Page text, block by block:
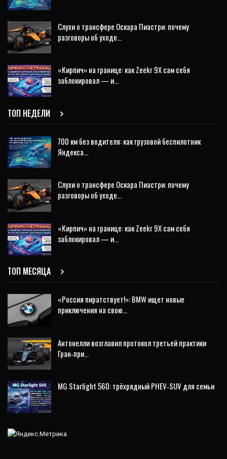
Слухи о трансфере Оскара Пиастри: почему
разговоры об уходе…
«Кирпич» на границе: как Zeekr 9X сам себя
заблокировал — и…
ТОП НЕДЕЛИ
700 км без водителя: как грузовой беспилотник
Яндекса…
Слухи о трансфере Оскара Пиастри: почему
разговоры об уходе…
«Кирпич» на границе: как Zeekr 9X сам себя
заблокировал — и…
ТОП МЕСЯЦА
«Россия пиратствует!»: BMW ищет новые
приключения на свою…
Антонелли возглавил протокол третьей практики
Гран‑при…
MG Starlight 560: трёхрядный PHEV‑SUV для семьи